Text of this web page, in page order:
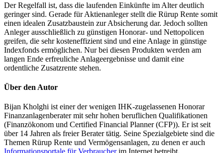
Der Regelfall ist, dass die laufenden Einkünfte im Alter deutlich
geringer sind. Gerade für Aktienanleger stellt die Rürup Rente somit
einen idealen Zusatzbaustein zur Absicherung dar. Jedoch sollten
Anleger ausschließlich zu günstigen Honorar- und Nettopolicen
greifen, die sehr kosteneffizient sind und eine Anlage in günstige
Indexfonds ermöglichen. Nur bei diesen Produkten werden am
langen Ende erfreuliche Anlageergebnisse und damit eine
ordentliche Zusatzrente stehen.
Über den Autor
Bijan Kholghi ist einer der wenigen IHK-zugelassenen Honorar
Finanzanlagenberater mit sehr hohen beruflichen Qualifikationen
(Finanzökonom und Certified Financial Planner (CFP)). Er ist seit
über 14 Jahren als freier Berater tätig. Seine Spezialgebiete sind die
Themen Rürup Rente und Vermögensanlagen, zu denen er auch
Informationsportale für Verbraucherim Internet betreibt.